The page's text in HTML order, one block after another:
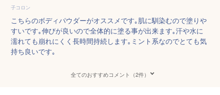
子コロン
こちらのボディパウダーがオススメです｡肌に馴染むので塗りや
すいです｡伸びが良いので全体的に塗る事が出来ます｡汗や水に
濡れても崩れにくく長時間持続します｡ミント系なのでとても気
持ち良いです｡
全てのおすすめコメント（2件）